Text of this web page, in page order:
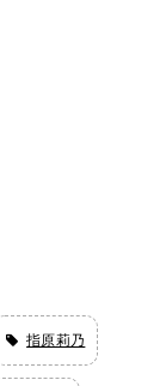
指原莉乃